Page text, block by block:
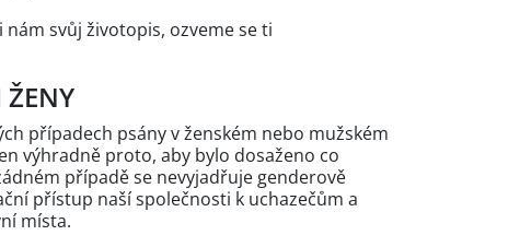
nám svůj životopis, ozveme se ti
případech psány v ženském nebo mužském
výhradně proto, aby bylo dosaženo co
případě se nevyjadřuje genderově
přístup naší společnosti k uchazečům a
místa.